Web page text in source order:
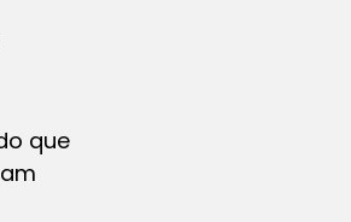
que